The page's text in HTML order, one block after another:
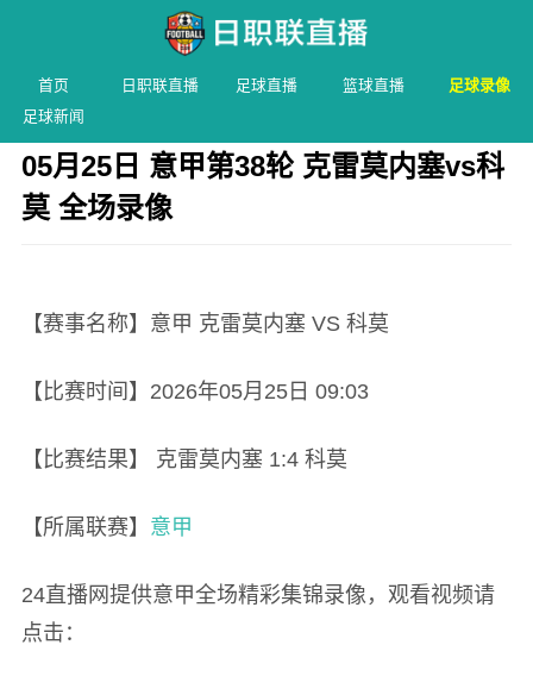
首页 日职联直播 足球直播 篮球直播
足球录像
足球新闻
05月25日 意甲第38轮 克雷莫内塞vs科
莫 全场录像
【赛事名称】意甲 克雷莫内塞 VS 科莫
【比赛时间】2026年05月25日 09:03
【比赛结果】 克雷莫内塞 1:4 科莫
【所属联赛】 意甲
24直播网提供意甲全场精彩集锦录像，观看视频请
点击：